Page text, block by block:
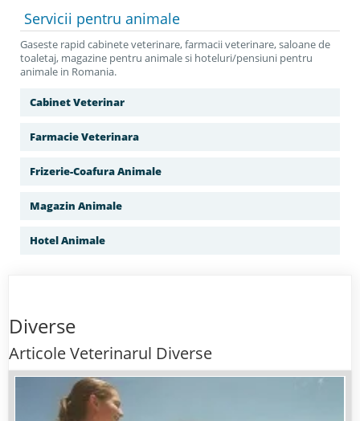
Servicii pentru animale
Gaseste rapid cabinete veterinare, farmacii veterinare, saloane de
toaletaj, magazine pentru animale si hoteluri/pensiuni pentru
animale in Romania.
Cabinet Veterinar
Farmacie Veterinara
Frizerie-Coafura Animale
Magazin Animale
Hotel Animale
Diverse
Articole Veterinarul Diverse